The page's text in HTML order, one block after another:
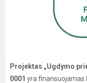
Projektas „Ugdymo
0001 yra finansuojamas